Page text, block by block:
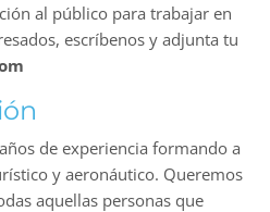
al público para trabajar en
escríbenos y adjunta tu
de experiencia formando a
y aeronáutico. Queremos
aquellas personas que